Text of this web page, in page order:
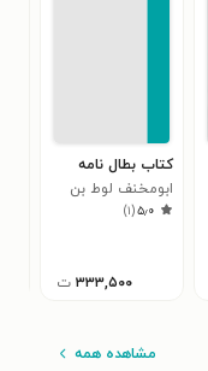
کتاب بطال نامه
ابومخنف لوط بن
یحیی بن سعیدبن
۵٫۰(۱)
۳۳۳,۵۰۰ ت
مشاهده همه